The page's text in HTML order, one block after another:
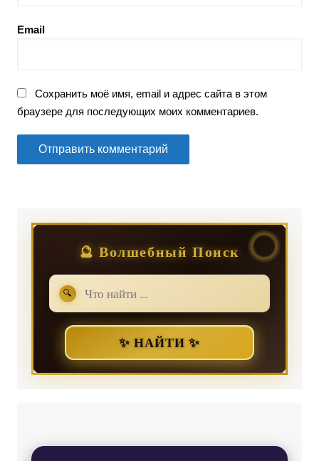
Email
Сохранить моё имя, email и адрес сайта в этом
браузере для последующих моих комментариев.
🔮 Волшебный Поиск
🔍
✨ НАЙТИ ✨